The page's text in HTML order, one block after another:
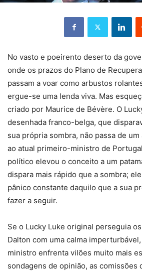
No vasto e poeirento deserto da
onde os prazos do Plano de
passam a voar como arbustos
ergue-se uma lenda viva. Mas
criado por Maurice de Bévère. O
desenhada franco-belga, que
sua própria sombra, não passa de
ao atual primeiro-ministro de
político elevou o conceito a um
dispara mais rápido que a sombra;
pânico constante daquilo que a sua
fazer a seguir.
Se o Lucky Luke original perseguia
Dalton com uma calma
ministro enfrenta vilões muito mais
sondagens de opinião, as comissões